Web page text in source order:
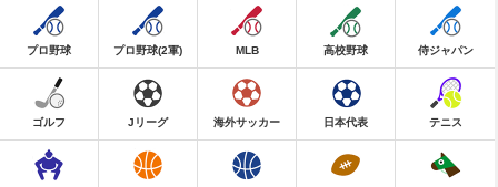
プロ野球 プロ野球(2軍) MLB 高校野球 侍ジャパン
ゴルフ Jリーグ 海外サッカー 日本代表 テニス